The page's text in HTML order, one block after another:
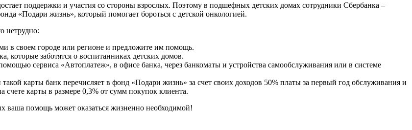
поддержки и участия со стороны взрослых. Поэтому в подшефных детских домах сотрудники Сбербанка –
«Подари жизнь», который помогает бороться с детской онкологией.
нетрудно:
в своем городе или регионе и предложите им помощь.
которые заботятся о воспитанниках детских домов.
сервиса «Автоплатеж», в офисе банка, через банкоматы и устройства самообслуживания или в системе
карты банк перечисляет в фонд «Подари жизнь» за счет своих доходов 50% платы за первый год обслуживания и
счете карты в размере 0,3% от сумм покупок клиента.
ваша помощь может оказаться жизненно необходимой!